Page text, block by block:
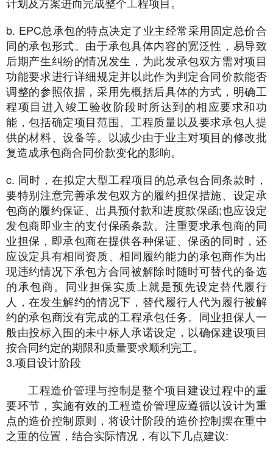
b. EPC总承包的特点决定了业主经常采用固定总价合
同的承包形式。由于承包具体内容的宽泛性，易导致
后期产生纠纷的情况发生，为此发承包双方需对项目
功能要求进行详细规定并以此作为判定合同价款能否
调整的参照依据，采用先概括后具体的方式，明确工
程项目进入竣工验收阶段时所达到的相应要求和功
能，包括确定项目范围、工程质量以及要求承包人提
供的材料、设备等。以减少由于业主对项目的修改批
复造成承包商合同价款变化的影响。
c. 同时，在拟定大型工程项目的总承包合同条款时，
要特别注意完善承发包双方的履约担保措施、设定承
包商的履约保证、出具预付款和进度款保函;也应设定
发包商即业主的支付保函条款。注重要求承包商的同
业担保，即承包商在提供各种保证、保函的同时，还
应设定具有相同资质、相同履约能力的承包商作为出
现违约情况下承包方合同被解除时随时可替代的备选
的承包商。同业担保实质上就是预先设定替代履行
人，在发生解约的情况下，替代履行人代为履行被解
约的承包商没有完成的工程承包任务。同业担保人一
般由投标入围的未中标人承诺设定，以确保建设项目
按合同约定的期限和质量要求顺利完工。
3.项目设计阶段
工程造价管理与控制是整个项目建设过程中的重
要环节，实施有效的工程造价管理应遵循以设计为重
点的造价控制原则，将设计阶段的造价控制摆在重中
之重的位置，结合实际情况，有以下几点建议: